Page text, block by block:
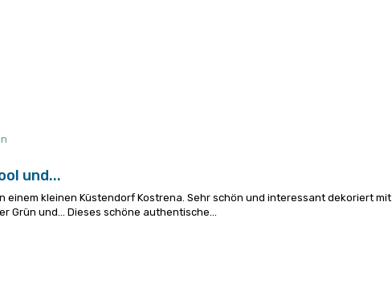
und...
kleinen Küstendorf Kostrena. Sehr schön und interessant dekoriert mit
Grün und... Dieses schöne authentische...